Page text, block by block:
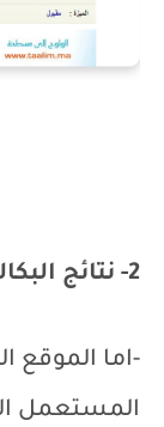
2- نتائج البكالوريا 2021 عبر
-اما الموقع
المستعمل